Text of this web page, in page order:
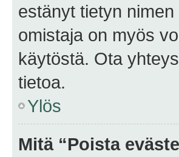
estänyt tietyn
omistaja on myös
käytöstä. Ota
tietoa.
Ylös
Mitä “Poista